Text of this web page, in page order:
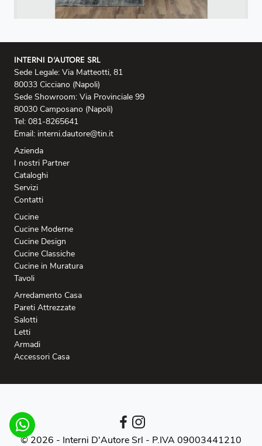
INTERNI D'AUTORE SRL
Sede Legale: Via Matteotti, 81
80033 Cicciano (Napoli)
Sede Showroom: Via Provinciale 99
80030 Camposano (Napoli)
Tel: 081-8265641
Email: interni.dautore@tin.it
Azienda
I nostri Partner
Cataloghi
Servizi
Contatti
Cucine
Cucine Moderne
Cucine Design
Cucine Classiche
Cucine in Muratura
Tavoli
Arredamento Casa
Pareti Attrezzate
Salotti
Letti
Armadi
Accessori Casa
© 2026 - Interni D'Autore Srl - P.IVA 09003441210